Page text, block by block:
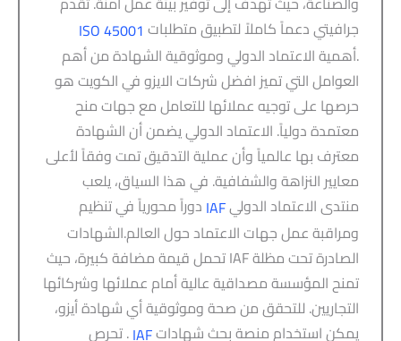
جرافيتي دعماً كاملاً لتطبيق متطلبات ISO 45001
.أهمية الاعتماد الدولي وموثوقية الشهادة من أهم
العوامل التي تميز افضل شركات الايزو في الكويت هو
حرصها على توجيه عملائها للتعامل مع جهات منح
معتمدة دولياً. الاعتماد الدولي يضمن أن الشهادة
معترف بها عالمياً وأن عملية التدقيق تمت وفقاً لأعلى
معايير النزاهة والشفافية. في هذا السياق، يلعب
منتدى الاعتماد الدوليIAF دوراً محورياً في تنظيم
ومراقبة عمل جهات الاعتماد حول العالم.الشهادات
الصادرة تحت مظلة IAF تحمل قيمة مضافة كبيرة، حيث
تمنح المؤسسة مصداقية عالية أمام عملائها وشركائها
التجاريين. للتحقق من صحة وموثوقية أي شهادة أيزو،
يمكن استخدام منصة بحث شهاداتIAF. تحرص